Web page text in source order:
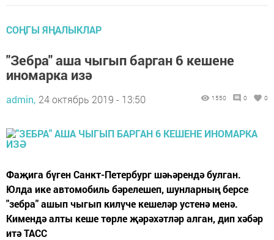
СОҢГЫ ЯҢАЛЫКЛАР
"Зебра" аша чыгып барган 6 кешене
иномарка изә
admin, 24 октябрь 2019 - 13:50 1550 0 0
Фаҗига бүген Санкт-Петербург шәһәрендә булган.
Юлда ике автомобиль бәрелешеп, шунларның берсе
"зебра" ашып чыгып килүче кешеләр устенә менә.
Кимендә алты кеше төрле җәрәхәтләр алган, дип хәбәр
итә ТАСС